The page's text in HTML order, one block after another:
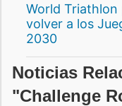
World Triathlon
volver a los
2030
Noticias
"Challenge